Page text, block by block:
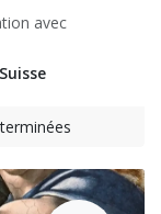
avec
Suisse